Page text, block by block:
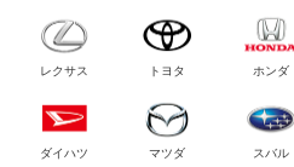
レクサス トヨタ ホンダ
ダイハツ マツダ スバル